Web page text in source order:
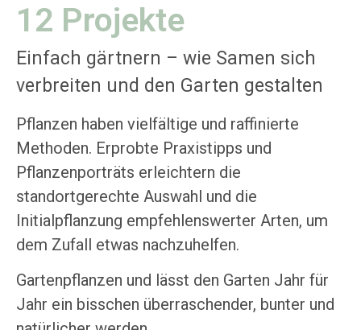
12 Projekte
Einfach gärtnern – wie Samen sich
verbreiten und den Garten gestalten
Pflanzen haben vielfältige und raffinierte
Methoden. Erprobte Praxistipps und
Pflanzenporträts erleichtern die
standortgerechte Auswahl und die
Initialpflanzung empfehlenswerter Arten, um
dem Zufall etwas nachzuhelfen.
Gartenpflanzen und lässt den Garten Jahr für
Jahr ein bisschen überraschender, bunter und